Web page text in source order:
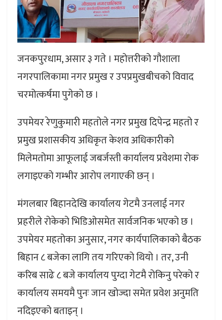
जनकपुरधाम, असार ३ गते । महोत्तरीको गौशाला
नगरपालिकामा नगर प्रमुख र उपप्रमुखबीचको विवाद
चरमोत्कर्षमा पुगेको छ ।
उपमेयर रेणुकुमारी महतोले नगर प्रमुख दिपेन्द्र महतो र
प्रमुख प्रशासकीय अधिकृत केशव अधिकारीको
मिलेमतोमा आफूलाई जबर्जस्ती कार्यालय प्रवेशमा रोक
लगाइएको गम्भीर आरोप लगाएकी छन् ।
मंगलबार बिहानदेखि कार्यालय गेटमै उनलाई नगर
प्रहरीले रोकेको भिडिओसमेत सार्वजनिक भएको छ ।
उपमेयर महतोका अनुसार, नगर कार्यपालिकाको बैठक
बिहान ८ बजेका लागि तय गरिएको थियो । तर, उनी
करिब साढे ८ बजे कार्यालय पुग्दा गेटमै रोकिनु परेको र
कार्यालय समयमै पुनः जान खोज्दा समेत प्रवेश अनुमति
नदिइएको बताइन् ।